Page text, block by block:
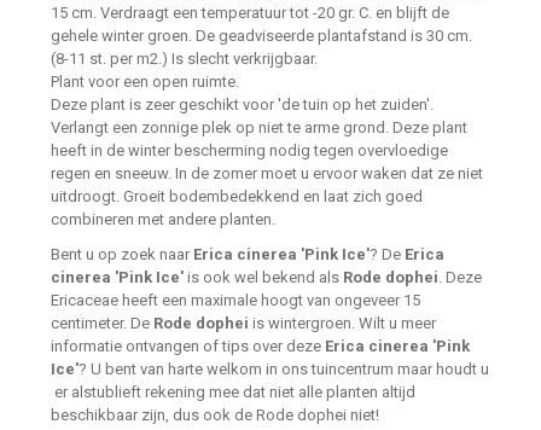
15 cm. Verdraagt een temperatuur tot -20 gr. C. en blijft de
gehele winter groen. De geadviseerde plantafstand is 30 cm.
(8-11 st. per m2.) Is slecht verkrijgbaar.
Plant voor een open ruimte.
Deze plant is zeer geschikt voor 'de tuin op het zuiden'.
Verlangt een zonnige plek op niet te arme grond. Deze plant
heeft in de winter bescherming nodig tegen overvloedige
regen en sneeuw. In de zomer moet u ervoor waken dat ze niet
uitdroogt. Groeit bodembedekkend en laat zich goed
combineren met andere planten.
Bent u op zoek naar Erica cinerea 'Pink Ice'? De Erica
cinerea 'Pink Ice' is ook wel bekend als Rode dophei . Deze
Ericaceae heeft een maximale hoogt van ongeveer 15
centimeter. De Rode dophei is wintergroen. Wilt u meer
informatie ontvangen of tips over deze Erica cinerea 'Pink
Ice'? U bent van harte welkom in ons tuincentrum maar houdt u
er alstublieft rekening mee dat niet alle planten altijd
beschikbaar zijn, dus ook de Rode dophei niet!